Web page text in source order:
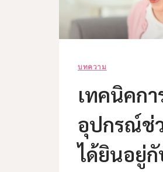
บทความ
เทคนิคกา
อุปกรณ์ช่
ได้ยินอยู่